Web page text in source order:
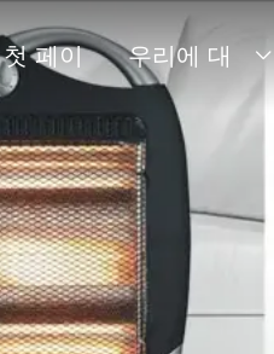
첫 페이
지
우리에 대
해
